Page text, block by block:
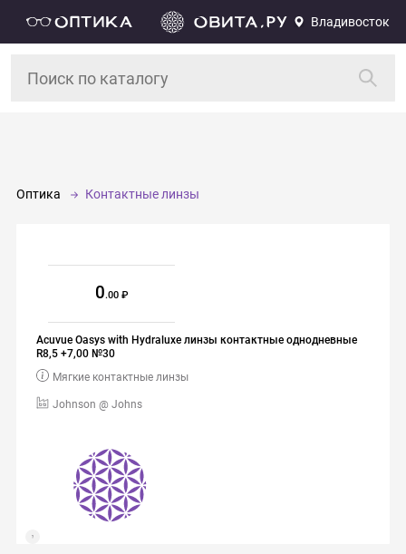
Владивосток
Оптика Контактные линзы
Acuvue Oasys with Hydraluxe линзы контактные однодневные
R8,5 +7,00 №30
Johnson @ Johns
Мягкие контактные линзы
0.00